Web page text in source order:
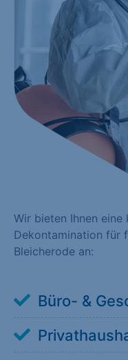
Wir bieten Ihnen
Dekontamination für
Bleicherode an:
Büro- &